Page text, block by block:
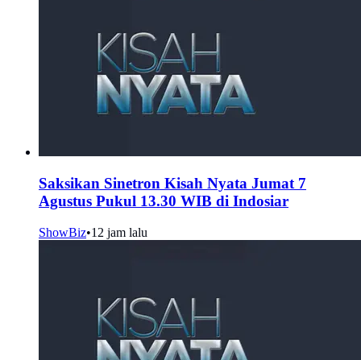
Saksikan Sinetron Kisah Nyata Jumat 7
Agustus Pukul 13.30 WIB di Indosiar
ShowBiz•12 jam lalu